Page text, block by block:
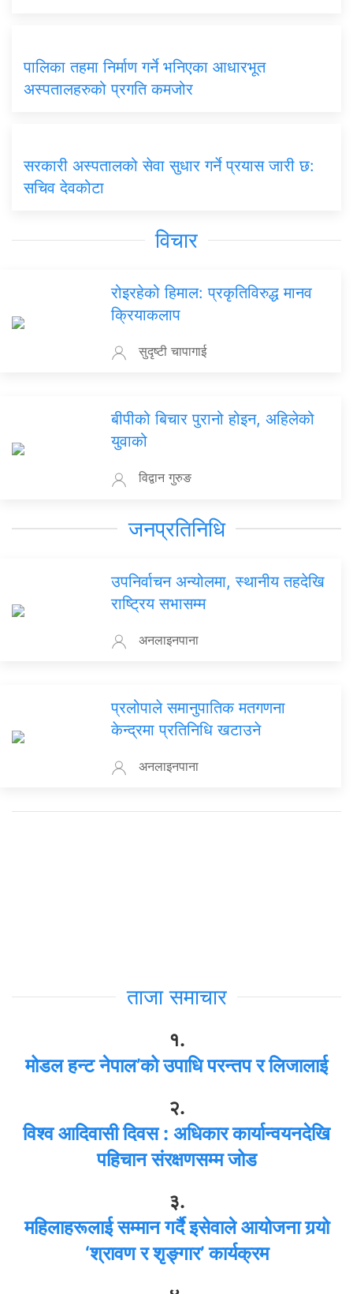
पालिका तहमा निर्माण गर्ने भनिएका आधारभूत
अस्पतालहरुको प्रगति कमजोर
सरकारी अस्पतालको सेवा सुधार गर्ने प्रयास जारी छ:
सचिव देवकोटा
विचार
रोइरहेको हिमाल: प्रकृतिविरुद्ध मानव
क्रियाकलाप
सुदृष्टी चापागाई
बीपीको बिचार पुरानो होइन, अहिलेको
युवाको
विद्वान गुरुङ
जनप्रतिनिधि
उपनिर्वाचन अन्योलमा, स्थानीय तहदेखि
राष्ट्रिय सभासम्म
अनलाइनपाना
प्रलोपाले समानुपातिक मतगणना
केन्द्रमा प्रतिनिधि खटाउने
अनलाइनपाना
ताजा समाचार
१.
मोडल हन्ट नेपाल’को उपाधि परन्तप र लिजालाई
२.
विश्व आदिवासी दिवस : अधिकार कार्यान्वयनदेखि
पहिचान संरक्षणसम्म जोड
३.
महिलाहरूलाई सम्मान गर्दै इसेवाले आयोजना गर्‍यो
‘श्रावण र शृङ्गार’ कार्यक्रम